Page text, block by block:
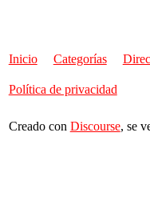
Inicio Categorías
Política de privacidad
Creado con Discourse, se